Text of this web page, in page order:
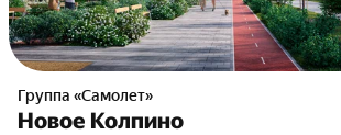
Группа «Самолет»
Новое Колпино